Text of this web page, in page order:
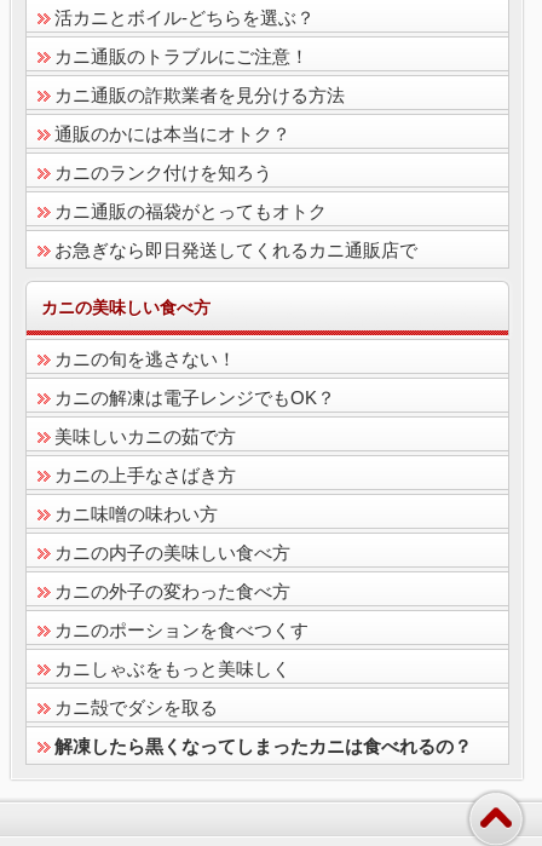
活カニとボイル-どちらを選ぶ？
カニ通販のトラブルにご注意！
カニ通販の詐欺業者を見分ける方法
通販のかには本当にオトク？
カニのランク付けを知ろう
カニ通販の福袋がとってもオトク
お急ぎなら即日発送してくれるカニ通販店で
カニの美味しい食べ方
カニの旬を逃さない！
カニの解凍は電子レンジでもOK？
美味しいカニの茹で方
カニの上手なさばき方
カニ味噌の味わい方
カニの内子の美味しい食べ方
カニの外子の変わった食べ方
カニのポーションを食べつくす
カニしゃぶをもっと美味しく
カニ殻でダシを取る
解凍したら黒くなってしまったカニは食べれるの？